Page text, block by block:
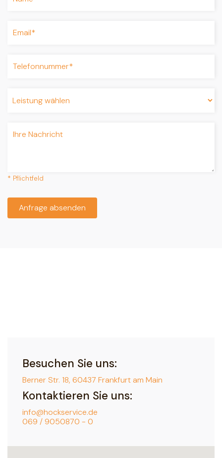
* Pflichtfeld
Besuchen Sie uns:
Berner Str. 18, 60437 Frankfurt am Main
Kontaktieren Sie uns:
info@hockservice.de
069 / 9050870 - 0